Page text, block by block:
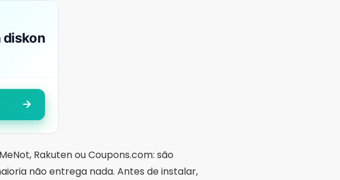
diskon
Rakuten ou Coupons.com: são
não entrega nada. Antes de instalar,